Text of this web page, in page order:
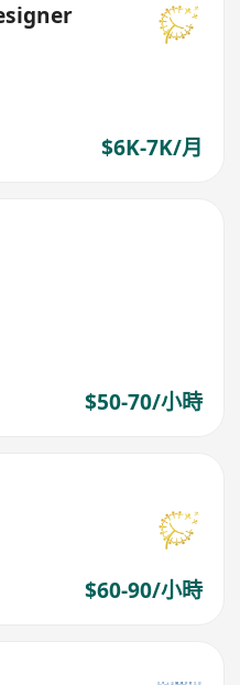
$6K-7K/月
$50-70/小時
$60-90/小時